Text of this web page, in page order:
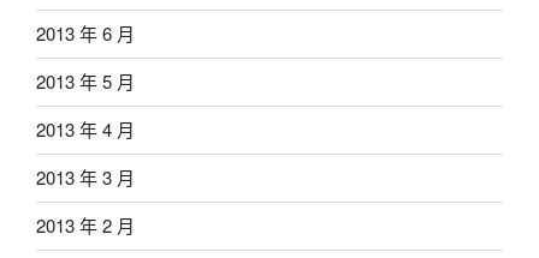
2013 年 6 月
2013 年 5 月
2013 年 4 月
2013 年 3 月
2013 年 2 月